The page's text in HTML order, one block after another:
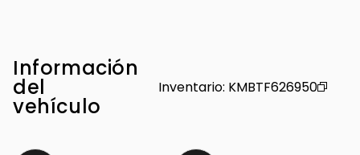
Información
del
vehículo
Inventario: KMBTF626950